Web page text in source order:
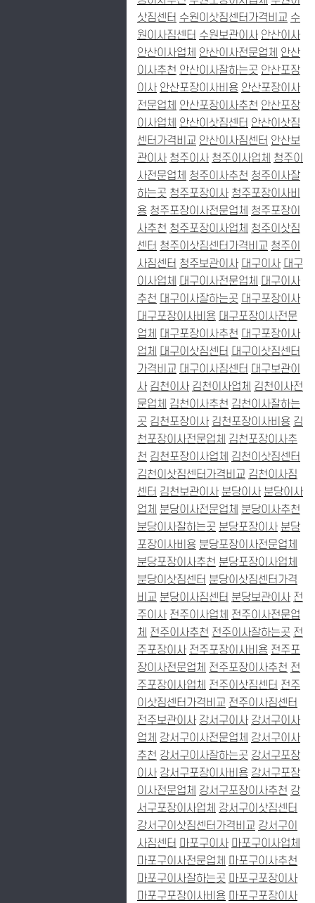
삿짐센터 수원이삿짐센터가격비교 수
원이사짐센터 수원보관이사 안산이사
안산이사업체 안산이사전문업체 안산
이사추천 안산이사잘하는곳 안산포장
이사 안산포장이사비용 안산포장이사
전문업체 안산포장이사추천 안산포장
이사업체 안산이삿짐센터 안산이삿짐
센터가격비교 안산이사짐센터 안산보
관이사 청주이사 청주이사업체 청주이
사전문업체 청주이사추천 청주이사잘
하는곳 청주포장이사 청주포장이사비
용 청주포장이사전문업체 청주포장이
사추천 청주포장이사업체 청주이삿짐
센터 청주이삿짐센터가격비교 청주이
사짐센터 청주보관이사 대구이사 대구
이사업체
대구이사전문업체
대구이사
추천 대구이사잘하는곳 대구포장이사
대구포장이사비용 대구포장이사전문
업체
대구포장이사추천 대구포장이사
업체
대구이삿짐센터 대구이삿짐센터
가격비교 대구이사짐센터 대구보관이
사 김천이사 김천이사업체 김천이사전
문업체 김천이사추천 김천이사잘하는
곳 김천포장이사 김천포장이사비용 김
천포장이사전문업체 김천포장이사추
천 김천포장이사업체 김천이삿짐센터
김천이삿짐센터가격비교 김천이사짐
센터 김천보관이사 분당이사 분당이사
업체 분당이사전문업체 분당이사추천
분당이사잘하는곳 분당포장이사 분당
포장이사비용 분당포장이사전문업체
분당포장이사추천 분당포장이사업체
분당이삿짐센터 분당이삿짐센터가격
비교 분당이사짐센터 분당보관이사 전
주이사 전주이사업체 전주이사전문업
체 전주이사추천 전주이사잘하는곳 전
주포장이사 전주포장이사비용 전주포
장이사전문업체 전주포장이사추천 전
주포장이사업체 전주이삿짐센터 전주
이삿짐센터가격비교 전주이사짐센터
전주보관이사 강서구이사 강서구이사
업체 강서구이사전문업체 강서구이사
추천 강서구이사잘하는곳 강서구포장
이사 강서구포장이사비용 강서구포장
이사전문업체 강서구포장이사추천 강
서구포장이사업체 강서구이삿짐센터
강서구이삿짐센터가격비교 강서구이
사짐센터 마포구이사 마포구이사업체
마포구이사전문업체
마포구이사추천
마포구이사잘하는곳 마포구포장이사
마포구포장이사비용 마포구포장이사